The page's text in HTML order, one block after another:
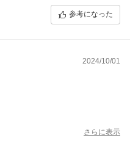
参考になった
2024/10/01
さらに表示